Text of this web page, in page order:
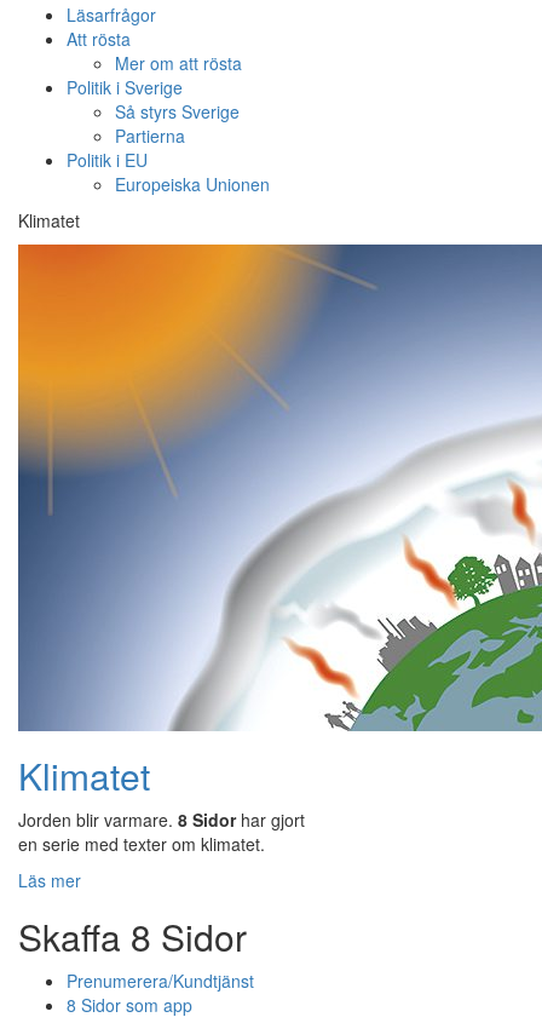
Läsarfrågor
Att rösta
Mer om att rösta
Politik i Sverige
Så styrs Sverige
Partierna
Politik i EU
Europeiska Unionen
Klimatet
Klimatet
Jorden blir varmare. 8 Sidorhar gjort
en serie med texter om klimatet.
Läs mer
Skaffa 8 Sidor
Prenumerera/Kundtjänst
8 Sidor som app